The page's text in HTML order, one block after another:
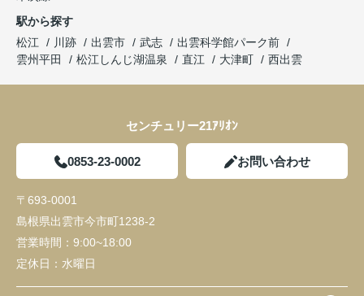
駅から探す
松江
川跡 出雲市 武志
出雲科学館パーク前
雲州平田
松江しんじ湖温泉 直江 大津町 西出雲
センチュリー21ｱﾘｵﾝ
0853-23-0002 お問い合わせ
〒693-0001
島根県出雲市今市町1238-2
営業時間： 9:00~18:00
定休日： 水曜日